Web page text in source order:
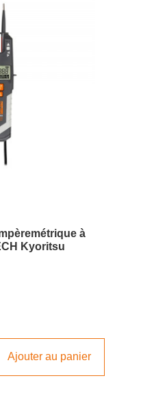
à
Kyoritsu
Ajouter au panier